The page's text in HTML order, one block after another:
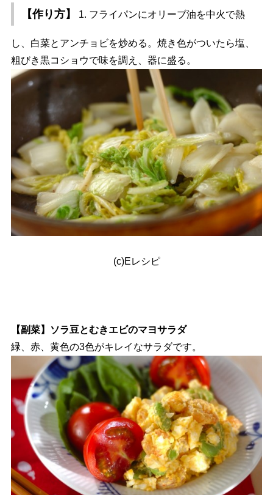
【作り方】 1. フライパンにオリーブ油を中火で熱
し、白菜とアンチョビを炒める。焼き色がついたら塩、
粗びき黒コショウで味を調え、器に盛る。
(c)Eレシピ
【副菜】ソラ豆とむきエビのマヨサラダ
緑、赤、黄色の3色がキレイなサラダです。